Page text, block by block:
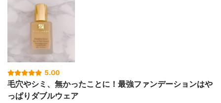
5.00
毛穴やシミ、無かったことに！最強ファンデーションはや
っぱりダブルウェア